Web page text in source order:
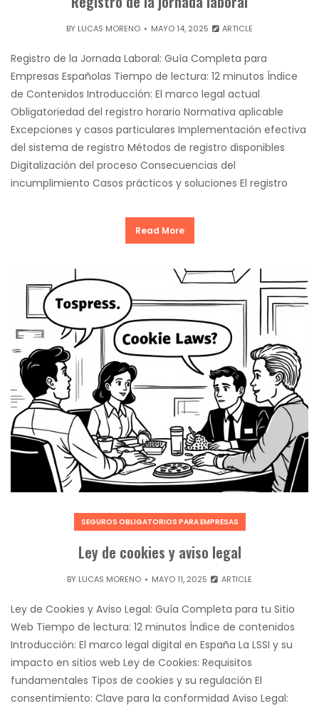
BY LUCAS MORENO MAYO 14, 2025 ARTICLE
Registro de la Jornada Laboral: Guía Completa para
Empresas Españolas Tiempo de lectura: 12 minutos Índice
de Contenidos Introducción: El marco legal actual
Obligatoriedad del registro horario Normativa aplicable
Excepciones y casos particulares Implementación efectiva
del sistema de registro Métodos de registro disponibles
Digitalización del proceso Consecuencias del
incumplimiento Casos prácticos y soluciones El registro
Read More
SEGUROS OBLIGATORIOS PARA EMPRESAS
Ley de cookies y aviso legal
BY LUCAS MORENO MAYO 11, 2025 ARTICLE
Ley de Cookies y Aviso Legal: Guía Completa para tu Sitio
Web Tiempo de lectura: 12 minutos Índice de contenidos
Introducción: El marco legal digital en España La LSSI y su
impacto en sitios web Ley de Cookies: Requisitos
fundamentales Tipos de cookies y su regulación El
consentimiento: Clave para la conformidad Aviso Legal: